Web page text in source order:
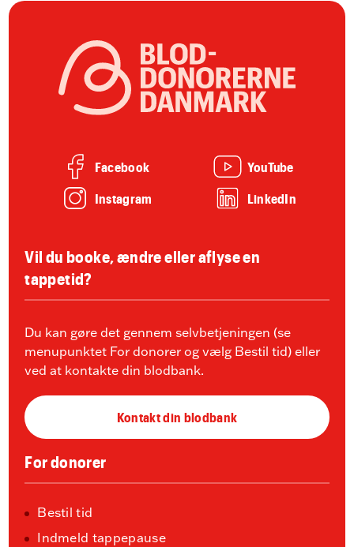
Facebook
YouTube
Instagram
LinkedIn
Vil du booke, ændre eller aflyse en
tappetid?
Du kan gøre det gennem selvbetjeningen (se
menupunktet For donorer og vælg Bestil tid) eller
ved at kontakte din blodbank.
Kontakt din blodbank
For donorer
Bestil tid
Indmeld tappepause